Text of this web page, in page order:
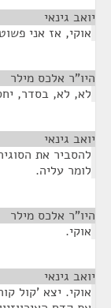
יואב גינאי
אוקי, אז אני
היו"ר אלכס מילר
לא, לא, בסדר,
יואב גינאי
להסביר את
לומר עליה.
היו"ר אלכס מילר
אוקי.
יואב גינאי
אוקי. יצא 'קול